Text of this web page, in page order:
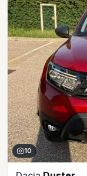
10